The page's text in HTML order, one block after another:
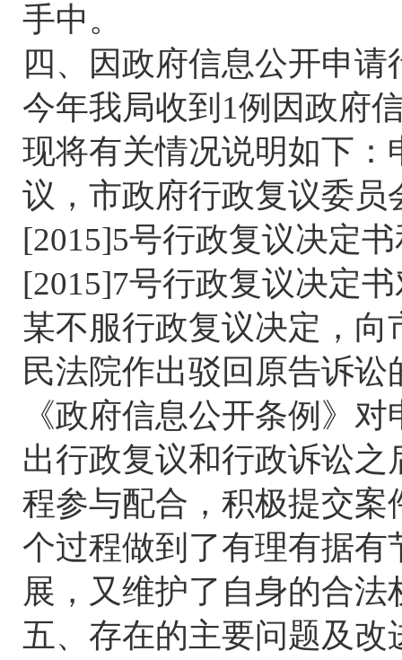
手中。
四、因政府信息公开申
今年我局收到1例因政府
现将有关情况说明如下
议，市政府行政复议委员
[2015]5号行政复议决定
[2015]7号行政复议决定
某不服行政复议决定，
民法院作出驳回原告诉
《政府信息公开条例》
出行政复议和行政诉讼
程参与配合，积极提交
个过程做到了有理有据
展，又维护了自身的合法
五、存在的主要问题及改